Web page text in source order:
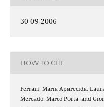
30-09-2006
HOW TO CITE
Ferrari, Maria Aparecida,
Mercado, Marco Porta, and